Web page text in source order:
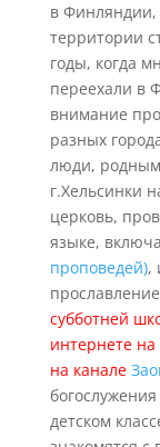
в
территории
годы, когда
переехали в
внимание
разных
люди, родным
г.Хельсинки
церковь,
языке,
проповедей),
субботней
интернете на
на канале
детском